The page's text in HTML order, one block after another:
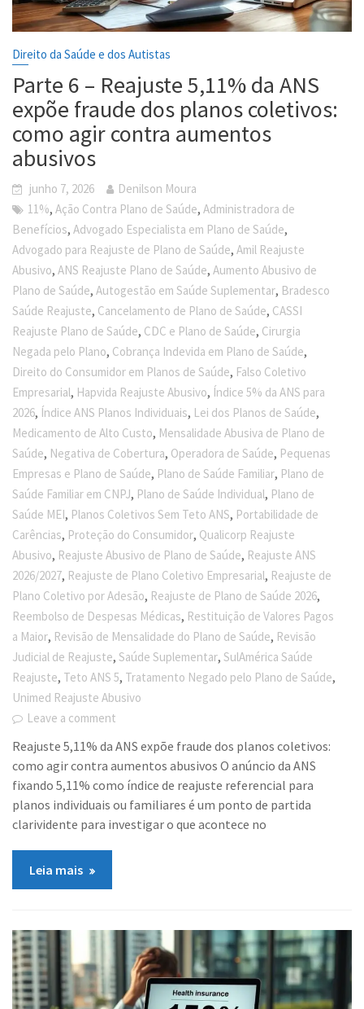
Direito da Saúde e dos Autistas
Parte 6 – Reajuste 5,11% da ANS
expõe fraude dos planos coletivos:
como agir contra aumentos
abusivos
junho 7, 2026
Denilson Moura
11%,Ação Contra Plano de Saúde,Administradora de
Benefícios,Advogado Especialista em Plano de Saúde,
Advogado para Reajuste de Plano de Saúde,Amil Reajuste
Abusivo,ANS Reajuste Plano de Saúde,Aumento Abusivo de
Plano de Saúde,Autogestão em Saúde Suplementar, Bradesco
Saúde Reajuste, Cancelamento de Plano de Saúde, CASSI
Reajuste Plano de Saúde, CDC e Plano de Saúde, Cirurgia
Negada pelo Plano, Cobrança Indevida em Plano de Saúde,
Direito do Consumidor em Planos de Saúde, Falso Coletivo
Empresarial, Hapvida Reajuste Abusivo, Índice 5% da ANS para
2026, Índice ANS Planos Individuais, Lei dos Planos de Saúde,
Medicamento de Alto Custo, Mensalidade Abusiva de Plano de
Saúde, Negativa de Cobertura, Operadora de Saúde, Pequenas
Empresas e Plano de Saúde, Plano de Saúde Familiar, Plano de
Saúde Familiar em CNPJ, Plano de Saúde Individual, Plano de
Saúde MEI, Planos Coletivos Sem Teto ANS, Portabilidade de
Carências, Proteção do Consumidor, Qualicorp Reajuste
Abusivo, Reajuste Abusivo de Plano de Saúde, Reajuste ANS
2026/2027, Reajuste de Plano Coletivo Empresarial, Reajuste de
Plano Coletivo por Adesão, Reajuste de Plano de Saúde 2026,
Reembolso de Despesas Médicas, Restituição de Valores Pagos
a Maior, Revisão de Mensalidade do Plano de Saúde, Revisão
Judicial de Reajuste,Saúde Suplementar,SulAmérica Saúde
Reajuste, Teto ANS 5, Tratamento Negado pelo Plano de Saúde,
Unimed Reajuste Abusivo
Leave a comment
Reajuste 5,11% da ANS expõe fraude dos planos coletivos:
como agir contra aumentos abusivos O anúncio da ANS
fixando 5,11% como índice de reajuste referencial para
planos individuais ou familiares é um ponto de partida
clarividente para investigar o que acontece no
Leia mais